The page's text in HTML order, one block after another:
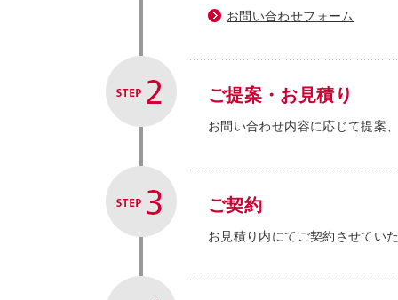
お問い合わせフォーム
ご提案・お見積り
お問い合わせ内容に応じて提案
ご契約
お見積り内にてご契約させてい